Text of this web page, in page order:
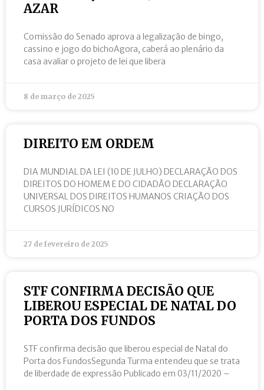
AZAR
Comissão do Senado aprova a legalização de bingo,
cassino e jogo do bichoAgora, caberá ao plenário da
casa avaliar o projeto de lei que libera
8 de março de 2025
DIREITO EM ORDEM
DIA MUNDIAL DA LEI (10 DE JULHO) DECLARAÇÃO DOS
DIREITOS DO HOMEM E DO CIDADÃO DECLARAÇÃO
UNIVERSAL DOS DIREITOS HUMANOS CRIAÇÃO DOS
CURSOS JURÍDICOS NO
27 de fevereiro de 2025
STF CONFIRMA DECISÃO QUE
LIBEROU ESPECIAL DE NATAL DO
PORTA DOS FUNDOS
STF confirma decisão que liberou especial de Natal do
Porta dos FundosSegunda Turma entendeu que se trata
de liberdade de expressão Publicado em 03/11/2020 –